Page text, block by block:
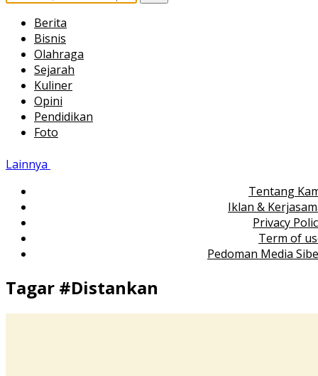
Berita
Bisnis
Olahraga
Sejarah
Kuliner
Opini
Pendidikan
Foto
Lainnya
Tentang
Iklan &
Privacy
Term of
Pedoman Media
Tagar #Distankan